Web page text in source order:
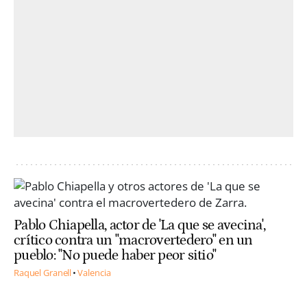
Pablo Chiapella, actor de 'La que se avecina',
crítico contra un "macrovertedero" en un
pueblo: "No puede haber peor sitio"
Raquel Granell Valencia